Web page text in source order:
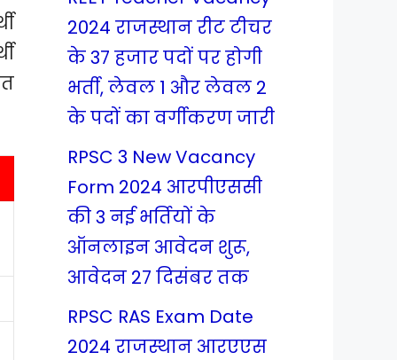
2024 राजस्थान रीट टीचर
के 37 हजार पदों पर होगी
भर्ती, लेवल 1 और लेवल 2
के पदों का वर्गीकरण जारी
RPSC 3 New Vacancy
Form 2024 आरपीएससी
की 3 नई भर्तियों के
ऑनलाइन आवेदन शुरू,
आवेदन 27 दिसंबर तक
RPSC RAS Exam Date
2024 राजस्थान आरएएस